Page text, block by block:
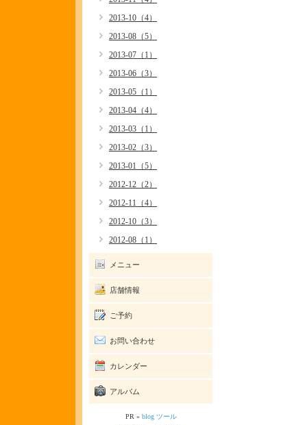
2013-10（4）
2013-08（5）
2013-07（1）
2013-06（3）
2013-05（1）
2013-04（4）
2013-03（1）
2013-02（3）
2013-01（5）
2012-12（2）
2012-11（4）
2012-10（3）
2012-08（1）
メニュー
店舗情報
ご予約
お問い合わせ
カレンダー
アルバム
PR » blog ツール